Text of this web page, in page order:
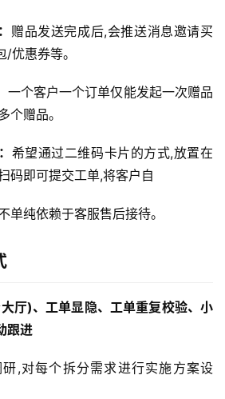
赠品发送完成后,会推送消息邀请买
优惠券等。
一个客户一个订单仅能发起一次赠品
个赠品。
希望通过二维码卡片的方式,放置在
码即可提交工单,将客户自
单纯依赖于客服售后接待。
厅)、工单显隐、工单重复校验、小
跟进
,对每个拆分需求进行实施方案设